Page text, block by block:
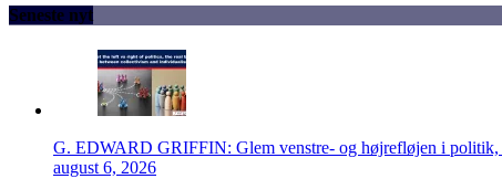
Seneste nyt
G. EDWARD GRIFFIN: Glem venstre- og højrefløjen i
august 6, 2026